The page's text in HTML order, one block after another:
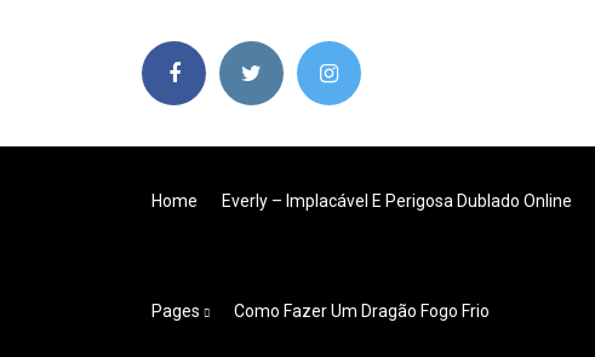
Home Everly – Implacável E Perigosa Dublado Online
Pages Como Fazer Um Dragão Fogo Frio